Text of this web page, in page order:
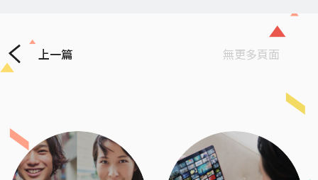
上一篇 無更多頁面
Previous Next